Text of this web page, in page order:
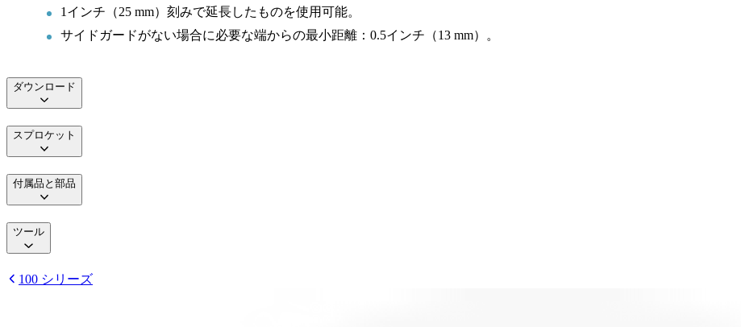
1インチ（25 mm）刻みで延長したものを使用可能。
サイドガードがない場合に必要な端からの最小距離：0.5インチ（13 mm）。
ダウンロード
スプロケット
付属品と部品
ツール
100 シリーズ